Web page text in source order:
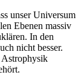
unser Universum
Ebenen massiv
In den
nicht besser.
Astrophysik